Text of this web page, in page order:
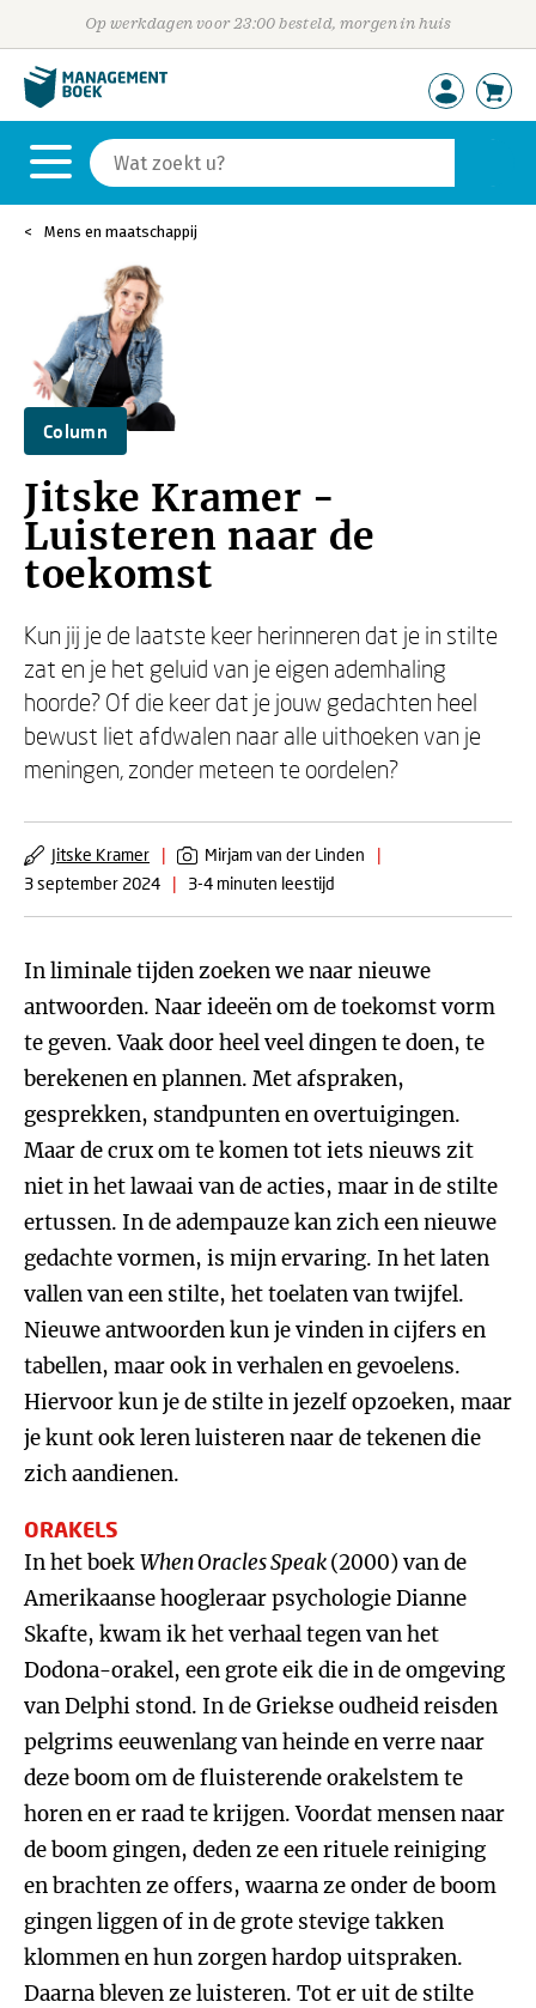
Op werkdagen voor 23:00 besteld, morgen in huis
Mens en maatschappij
Column
Jitske Kramer -
Luisteren naar de
toekomst
Kun jij je de laatste keer herinneren dat je in stilte
zat en je het geluid van je eigen ademhaling
hoorde? Of die keer dat je jouw gedachten heel
bewust liet afdwalen naar alle uithoeken van je
meningen, zonder meteen te oordelen?
Jitske Kramer | Mirjam van der Linden
|
3 september 2024
| 3-4 minuten leestijd
In liminale tijden zoeken we naar nieuwe
antwoorden. Naar ideeën om de toekomst vorm
te geven. Vaak door heel veel dingen te doen, te
berekenen en plannen. Met afspraken,
gesprekken, standpunten en overtuigingen.
Maar de crux om te komen tot iets nieuws zit
niet in het lawaai van de acties, maar in de stilte
ertussen. In de adempauze kan zich een nieuwe
gedachte vormen, is mijn ervaring. In het laten
vallen van een stilte, het toelaten van twijfel.
Nieuwe antwoorden kun je vinden in cijfers en
tabellen, maar ook in verhalen en gevoelens.
Hiervoor kun je de stilte in jezelf opzoeken, maar
je kunt ook leren luisteren naar de tekenen die
zich aandienen.
ORAKELS
In het boekWhen Oracles Speak(2000) van de
Amerikaanse hoogleraar psychologie Dianne
Skafte, kwam ik het verhaal tegen van het
Dodona-orakel, een grote eik die in de omgeving
van Delphi stond. In de Griekse oudheid reisden
pelgrims eeuwenlang van heinde en verre naar
deze boom om de fluisterende orakelstem te
horen en er raad te krijgen. Voordat mensen naar
de boom gingen, deden ze een rituele reiniging
en brachten ze offers, waarna ze onder de boom
gingen liggen of in de grote stevige takken
klommen en hun zorgen hardop uitspraken.
Daarna bleven ze luisteren. Tot er uit de stilte